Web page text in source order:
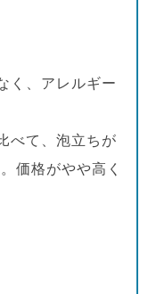
く、アレルギー
べて、泡立ちが
価格がやや高く